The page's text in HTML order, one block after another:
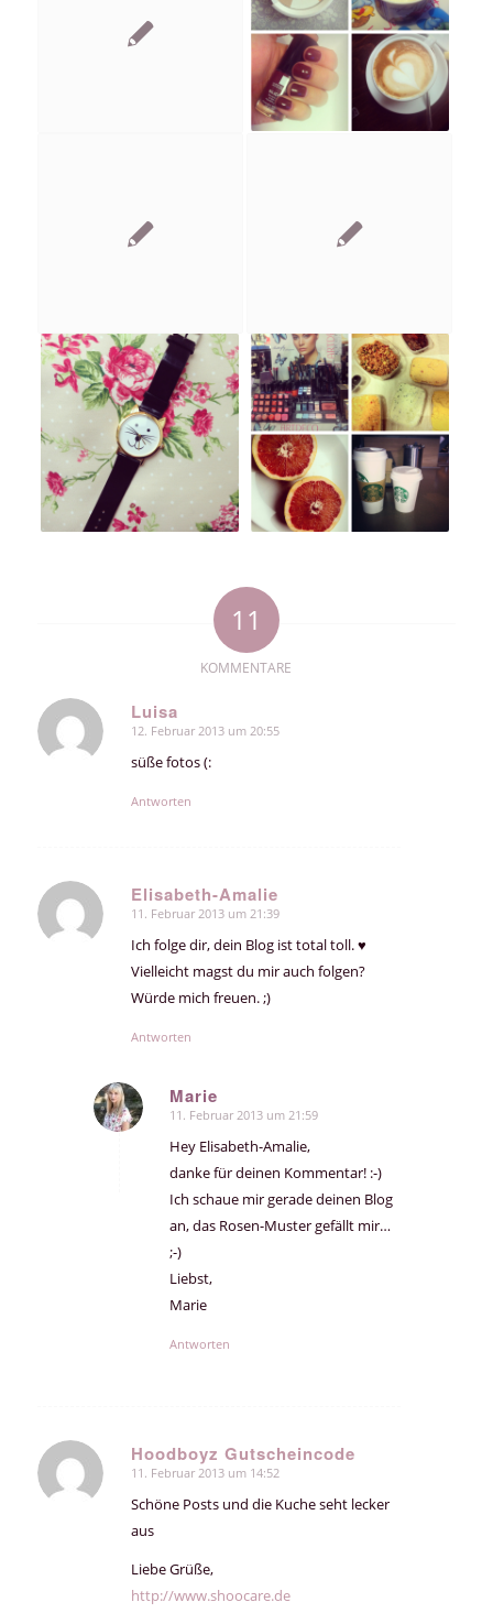
11
KOMMENTARE
Luisa
sagte:
12. Februar 2013 um 20:55
süße fotos (:
Antworten
Elisabeth-Amalie
sagte:
11. Februar 2013 um 21:39
Ich folge dir, dein Blog ist total toll. ♥
Vielleicht magst du mir auch folgen?
Würde mich freuen. ;)
Antworten
Marie
sagte:
11. Februar 2013 um 21:59
Hey Elisabeth-Amalie,
danke für deinen Kommentar! :-)
Ich schaue mir gerade deinen Blog
an, das Rosen-Muster gefällt mir…
;-)
Liebst,
Marie
Antworten
Hoodboyz Gutscheincode
sagte:
11. Februar 2013 um 14:52
Schöne Posts und die Kuche seht lecker
aus
Liebe Grüße,
http://www.shoocare.de